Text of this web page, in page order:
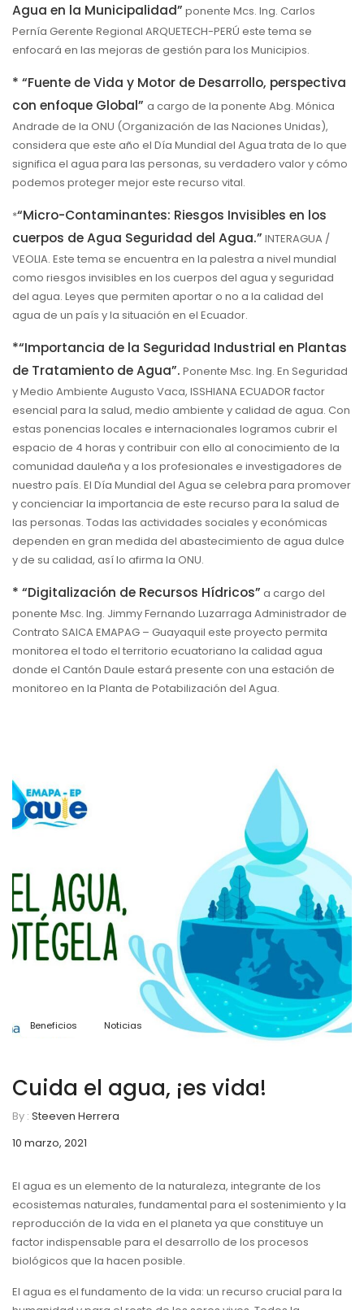
Agua en la Municipalidad” ponente Mcs. Ing. Carlos
Pernía Gerente Regional ARQUETECH-PERÚ este tema se
enfocará en las mejoras de gestión para los Municipios.
* “Fuente de Vida y Motor de Desarrollo, perspectiva
con enfoque Global” a cargo de la ponente Abg. Mónica
Andrade de la ONU (Organización de las Naciones Unidas),
considera que este año el Día Mundial del Agua trata de lo que
significa el agua para las personas, su verdadero valor y cómo
podemos proteger mejor este recurso vital.
*“Micro-Contaminantes: Riesgos Invisibles en los
cuerpos de Agua Seguridad del Agua.” INTERAGUA /
VEOLIA. Este tema se encuentra en la palestra a nivel mundial
como riesgos invisibles en los cuerpos del agua y seguridad
del agua. Leyes que permiten aportar o no a la calidad del
agua de un país y la situación en el Ecuador.
*“Importancia de la Seguridad Industrial en Plantas
de Tratamiento de Agua”. Ponente Msc. Ing. En Seguridad
y Medio Ambiente Augusto Vaca, ISSHIANA ECUADOR factor
esencial para la salud, medio ambiente y calidad de agua. Con
estas ponencias locales e internacionales logramos cubrir el
espacio de 4 horas y contribuir con ello al conocimiento de la
comunidad dauleña y a los profesionales e investigadores de
nuestro país. El Día Mundial del Agua se celebra para promover
y concienciar la importancia de este recurso para la salud de
las personas. Todas las actividades sociales y económicas
dependen en gran medida del abastecimiento de agua dulce
y de su calidad, así lo afirma la ONU.
* “Digitalización de Recursos Hídricos” a cargo del
ponente Msc. Ing. Jimmy Fernando Luzarraga Administrador de
Contrato SAICA EMAPAG – Guayaquil este proyecto permita
monitorea el todo el territorio ecuatoriano la calidad agua
donde el Cantón Daule estará presente con una estación de
monitoreo en la Planta de Potabilización del Agua.
Beneficios Noticias
Cuida el agua, ¡es vida!
By : Steeven Herrera
10 marzo, 2021
El agua es un elemento de la naturaleza, integrante de los
ecosistemas naturales, fundamental para el sostenimiento y la
reproducción de la vida en el planeta ya que constituye un
factor indispensable para el desarrollo de los procesos
biológicos que la hacen posible.
El agua es el fundamento de la vida: un recurso crucial para la